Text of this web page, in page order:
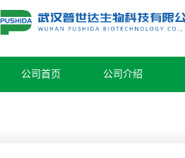
公司首页 公司介绍